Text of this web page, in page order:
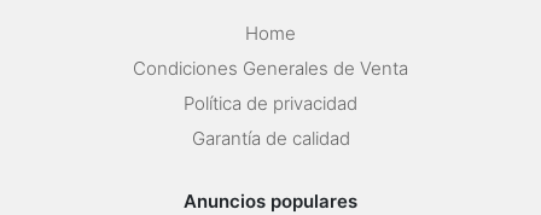
Home
Condiciones Generales de Venta
Política de privacidad
Garantía de calidad
Anuncios populares